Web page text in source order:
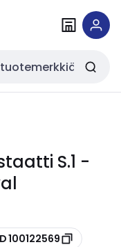
S.1 -
100122569